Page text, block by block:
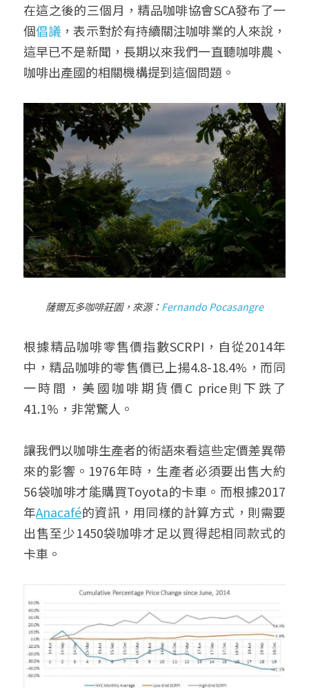
在這之後的三個月，精品咖啡協會SCA發布了一
個倡議 ，表示對於有持續關注咖啡業的人來說，
這早已不是新聞，長期以來我們一直聽咖啡農、
咖啡出產國的相關機構提到這個問題。
薩爾瓦多咖啡莊園，來源：Fernando Pocasangre
根據精品咖啡零售價指數SCRPI，自從2014年
中，精品咖啡的零售價已上揚4.8-18.4%，而同
一時間，美國咖啡期貨價C price則下跌了
41.1%，非常驚人。
讓我們以咖啡生產者的術語來看這些定價差異帶
來的影響。1976年時，生產者必須要出售大約
56袋咖啡才能購買Toyota的卡車。而根據2017
年Anacafé的資訊，用同樣的計算方式，則需要
出售至少1450袋咖啡才足以買得起相同款式的
卡車。